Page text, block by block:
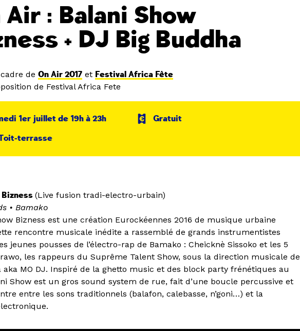
Air : Balani Show
+ DJ Big Buddha
cadre deOn Air 2017 et Festival Africa Fête
de Festival Africa Fete
1er juillet de 19h à 23h
Gratuit
terrasse
Bizness(Live fusion tradi-electro-urbain)
• Bamako
Bizness est une création Eurockéennes 2016 de musique urbaine
rencontre musicale inédite a rassemblé de grands instrumentistes
jeunes pousses de l’électro-rap de Bamako : Cheicknè Sissoko et les 5
les rappeurs du Suprême Talent Show, sous la direction musicale de
aka MO DJ. Inspiré de la ghetto music et des block party frénétiques au
Show est un gros sound system de rue, fait d’une boucle percussive et
entre les sons traditionnels (balafon, calebasse, n’goni…) et la